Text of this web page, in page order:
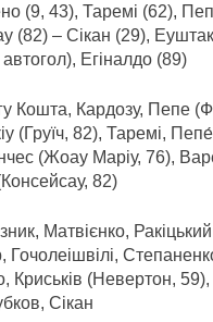
(9, 43), Таремі (62),
(82) – Сікан (29),
автогол), Егіналдо (89)
Кошта, Кардозу, Пепе
(Груїч, 82), Таремі,
(Жоау Маріу, 76),
82)
Матвієнко,
Гочолеішвілі,
Криськів (Невертон, 59),
Сікан